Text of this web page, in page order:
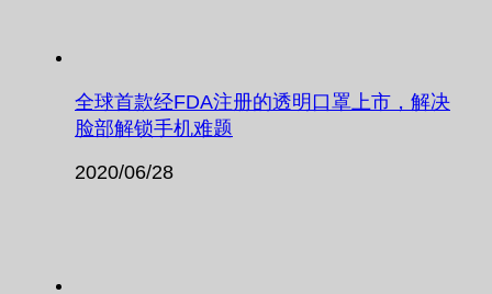
全球首款经FDA注册的透明口罩上市，解决
脸部解锁手机难题
2020/06/28